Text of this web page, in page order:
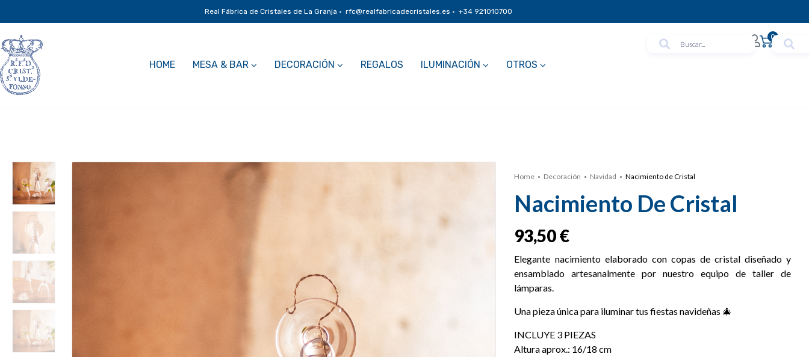
Real Fábrica de Cristales de La Granja · rfc@realfabricadecristales.es · +34 921010700
HOME MESA & BAR DECORACIÓN REGALOS ILUMINACIÓN OTROS
0
Home Decoración Navidad Nacimiento de Cristal
Nacimiento De Cristal
93,50€
Elegante nacimiento elaborado con copas de cristal diseñado y
ensamblado artesanalmente por nuestro equipo de taller de
lámparas.
Una pieza única para iluminar tus fiestas navideñas 🎄
INCLUYE 3 PIEZAS
Altura aprox.: 16/18 cm